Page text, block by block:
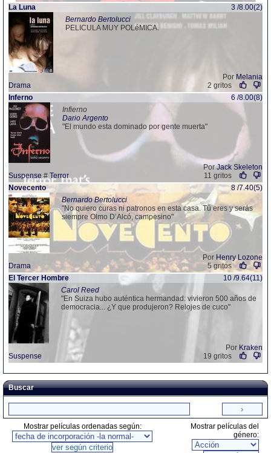
La Luna
3 /8.00(2)
Bernardo Bertolucci
PELICULA MUY POLéMICA.
Por Melania
Drama
2 gritos
Inferno
6 /8.00(8)
Infierno
Dario Argento
"El mundo esta dominado por gente muerta"
PorJack Skeleton
Suspense # Terror
11 gritos
Novecento
8 /7.40(5)
Bernardo Bertolucci
"No quiero curas ni patronos en esta casa. Tú eres y serás
siempre Olmo D’Alcó, campesino"
Por Henry Lozone
Drama
5 gritos
El Tercer Hombre
10 /9.64(11)
Carol Reed
"En Suiza hubo auténtica hermandad: vivieron 500 años de
democracia... ¿Y que produjeron? Relojes de cuco"
Por Kraken
Suspense
19 gritos
Buscar
Mostrar películas ordenadas según:
Mostrar películas del
género: